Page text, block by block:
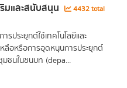
มและสนับสนุน
4432 total
รประยุกต์ใช้เทคโนโลยีและ
ลือหรือการอุดหนุนการประยุกต์
มชนในชนบท (depa...